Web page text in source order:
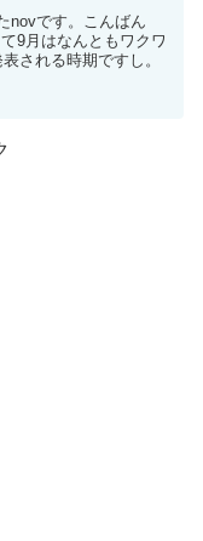
novです。こんばん
9月はなんともワクワ
される時期ですし。